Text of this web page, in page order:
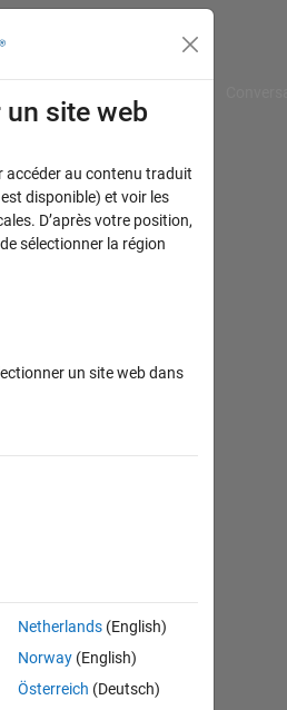
site web
accéder au contenu traduit
disponible) et voir les
D’après votre position,
sélectionner la région
un site web dans
Netherlands(English)
Norway(English)
Österreich (Deutsch)